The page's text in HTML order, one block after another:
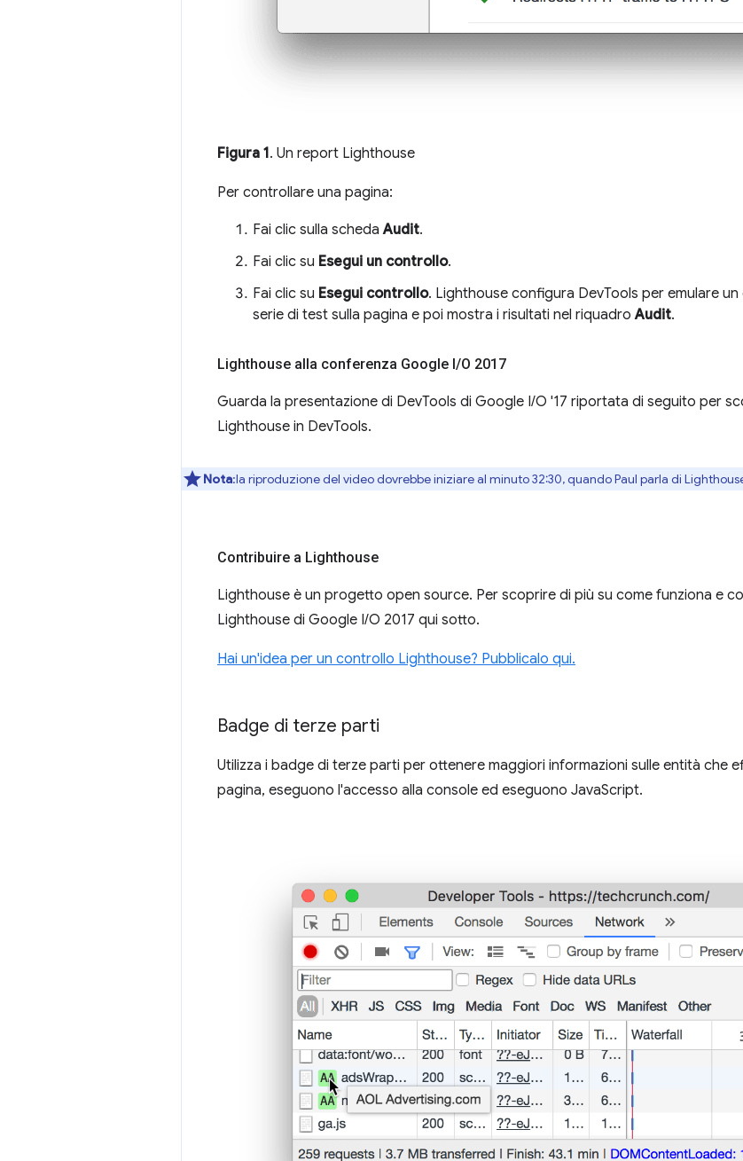
Figura 1. Un report Lighthouse
Per controllare una pagina:
Fai clic sulla schedaAudit.
Fai clic su Esegui un controllo.
Fai clic su Esegui controllo. Lighthouse configura DevTools per emulare
serie di test sulla pagina e poi mostra i risultati nel riquadroAudit.
Lighthouse alla conferenza Google I/O 2017
Guarda la presentazione di DevTools di Google I/O '17 riportata di seguito per
Lighthouse in DevTools.
Nota:la riproduzione del video dovrebbe iniziare al minuto 32:30, quando Paul parla di
Contribuire a Lighthouse
Lighthouse è un progetto open source. Per scoprire di più su come funziona e
Lighthouse di Google I/O 2017 qui sotto.
Hai un'idea per un controllo Lighthouse? Pubblicalo qui.
Badge di terze parti
Utilizza i badge di terze parti per ottenere maggiori informazioni sulle entità che
pagina, eseguono l'accesso alla console ed eseguono JavaScript.